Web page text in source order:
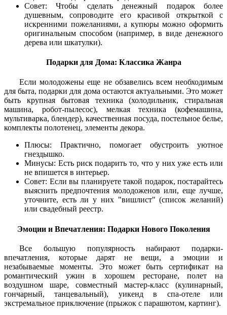
Совет: Чтобы сделать денежный подарок более
душевным, сопроводите его красивой открыткой с
искренними пожеланиями, а купюры можно оформить
оригинальным способом (например, в виде денежного
дерева или шкатулки).
Подарки для Дома: Классика Жанра
Если молодожены еще не обзавелись всем необходимым
для быта, подарки для дома остаются актуальными. Это может
быть крупная бытовая техника (холодильник, стиральная
машина, робот-пылесос), мелкая техника (кофемашина,
мультиварка, блендер), качественная посуда, постельное белье,
комплекты полотенец, элементы декора.
Плюсы: Практично, помогает обустроить уютное
гнездышко.
Минусы: Есть риск подарить то, что у них уже есть или
не впишется в интерьер.
Совет: Если вы планируете такой подарок, постарайтесь
выяснить предпочтения молодоженов или, еще лучше,
уточните, есть ли у них "вишлист" (список желаний)
или свадебный реестр.
Эмоции и Впечатления: Подарки Нового Поколения
Все большую популярность набирают подарки-
впечатления, которые дарят не вещи, а эмоции и
незабываемые моменты. Это может быть сертификат на
романтический ужин в хорошем ресторане, полет на
воздушном шаре, совместный мастер-класс (кулинарный,
гончарный, танцевальный), уикенд в спа-отеле или
экстремальное приключение (прыжок с парашютом, картинг).